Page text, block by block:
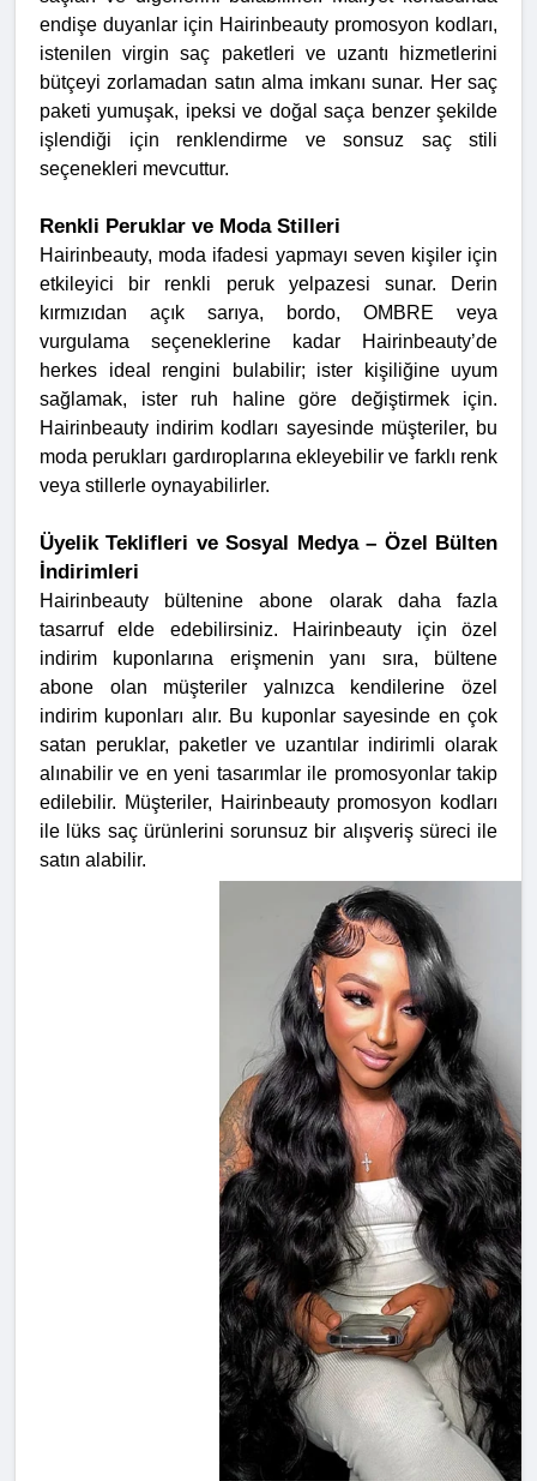
endişe duyanlar için Hairinbeauty promosyon kodları,
istenilen virgin saç paketleri ve uzantı hizmetlerini
bütçeyi zorlamadan satın alma imkanı sunar. Her saç
paketi yumuşak, ipeksi ve doğal saça benzer şekilde
işlendiği için renklendirme ve sonsuz saç stili
seçenekleri mevcuttur.
Renkli Peruklar ve Moda Stilleri
Hairinbeauty, moda ifadesi yapmayı seven kişiler için
etkileyici bir renkli peruk yelpazesi sunar. Derin
kırmızıdan açık sarıya, bordo, OMBRE veya
vurgulama seçeneklerine kadar Hairinbeauty’de
herkes ideal rengini bulabilir; ister kişiliğine uyum
sağlamak, ister ruh haline göre değiştirmek için.
Hairinbeauty indirim kodları sayesinde müşteriler, bu
moda perukları gardıroplarına ekleyebilir ve farklı renk
veya stillerle oynayabilirler.
Üyelik Teklifleri ve Sosyal Medya – Özel Bülten
İndirimleri
Hairinbeauty bültenine abone olarak daha fazla
tasarruf elde edebilirsiniz. Hairinbeauty için özel
indirim kuponlarına erişmenin yanı sıra, bültene
abone olan müşteriler yalnızca kendilerine özel
indirim kuponları alır. Bu kuponlar sayesinde en çok
satan peruklar, paketler ve uzantılar indirimli olarak
alınabilir ve en yeni tasarımlar ile promosyonlar takip
edilebilir. Müşteriler, Hairinbeauty promosyon kodları
ile lüks saç ürünlerini sorunsuz bir alışveriş süreci ile
satın alabilir.